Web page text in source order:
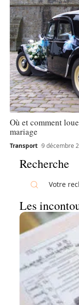
Où et comment
mariage
Transport 9 décembre
Recherche
Les